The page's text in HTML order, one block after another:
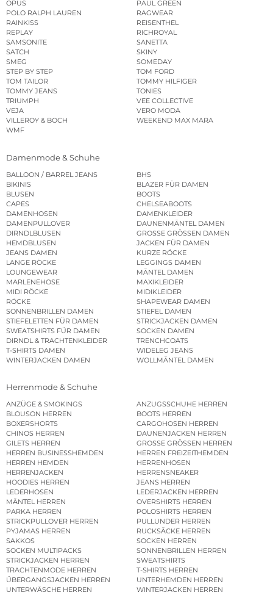
OPUS
PAUL GREEN
POLO RALPH LAUREN
RAGWEAR
RAINKISS
REISENTHEL
REPLAY
RICHROYAL
SAMSONITE
SANETTA
SATCH
SKINY
SMEG
SOMEDAY
STEP BY STEP
TOM FORD
TOM TAILOR
TOMMY HILFIGER
TOMMY JEANS
TONIES
TRIUMPH
VEE COLLECTIVE
VEJA
VERO MODA
VILLEROY & BOCH
WEEKEND MAX MARA
WMF
Damenmode & Schuhe
BALLOON / BARREL JEANS
BHS
BIKINIS
BLAZER FÜR DAMEN
BLUSEN
BOOTS
CAPES
CHELSEABOOTS
DAMENHOSEN
DAMENKLEIDER
DAMENPULLOVER
DAUNENMÄNTEL DAMEN
DIRNDLBLUSEN
GROSSE GRÖSSEN DAMEN
HEMDBLUSEN
JACKEN FÜR DAMEN
JEANS DAMEN
KURZE RÖCKE
LANGE RÖCKE
LEGGINGS DAMEN
LOUNGEWEAR
MÄNTEL DAMEN
MARLENEHOSE
MAXIKLEIDER
MIDI RÖCKE
MIDIKLEIDER
RÖCKE
SHAPEWEAR DAMEN
SONNENBRILLEN DAMEN
STIEFEL DAMEN
STIEFELETTEN FÜR DAMEN
STRICKJACKEN DAMEN
SWEATSHIRTS FÜR DAMEN
SOCKEN DAMEN
DIRNDL & TRACHTENKLEIDER
TRENCHCOATS
T-SHIRTS DAMEN
WIDELEG JEANS
WINTERJACKEN DAMEN
WOLLMÄNTEL DAMEN
Herrenmode & Schuhe
ANZÜGE & SMOKINGS
ANZUGSSCHUHE HERREN
BLOUSON HERREN
BOOTS HERREN
BOXERSHORTS
CARGOHOSEN HERREN
CHINOS HERREN
DAUNENJACKEN HERREN
GILETS HERREN
GROSSE GRÖSSEN HERREN
HERREN BUSINESSHEMDEN
HERREN FREIZEITHEMDEN
HERREN HEMDEN
HERRENHOSEN
HERRENJACKEN
HERRENSNEAKER
HOODIES HERREN
JEANS HERREN
LEDERHOSEN
LEDERJACKEN HERREN
MÄNTEL HERREN
OVERSHIRTS HERREN
PARKA HERREN
POLOSHIRTS HERREN
STRICKPULLOVER HERREN
PULLUNDER HERREN
PYJAMAS HERREN
RUCKSÄCKE HERREN
SAKKOS
SOCKEN HERREN
SOCKEN MULTIPACKS
SONNENBRILLEN HERREN
STRICKJACKEN HERREN
SWEATSHIRTS
TRACHTENMODE HERREN
T-SHIRTS HERREN
ÜBERGANGSJACKEN HERREN
UNTERHEMDEN HERREN
UNTERWÄSCHE HERREN
WINTERJACKEN HERREN